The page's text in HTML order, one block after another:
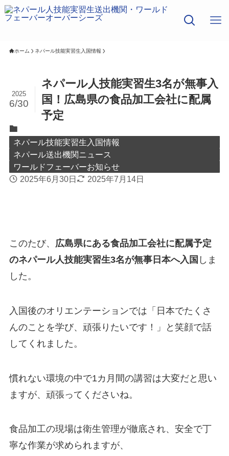
ホーム ネパール技能実習生入国情報
ネパール人技能実習生3名が無事入
国！広島県の食品加工会社に配属
予定
2025
6/30
ネパール技能実習生入国情報
ネパール送出機関ニュース
ワールドフェーバーお知らせ
2025年6月30日
2025年7月14日
このたび、
広島県にある食品加工会社に配属予定
のネパール人技能実習生3名が無事日本へ入国 しま
した。
入国後のオリエンテーションでは「日本でたくさ
んのことを学び、頑張りたいです！」と笑顔で話
してくれました。
慣れない環境の中で1カ月間の講習は大変だと思い
ますが、頑張ってくださいね。
食品加工の現場は衛生管理が徹底され、安全で丁
寧な作業が求められますが、